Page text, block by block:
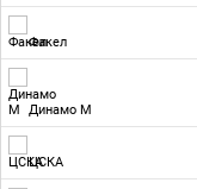
Факел
Динамо М
ЦСКА